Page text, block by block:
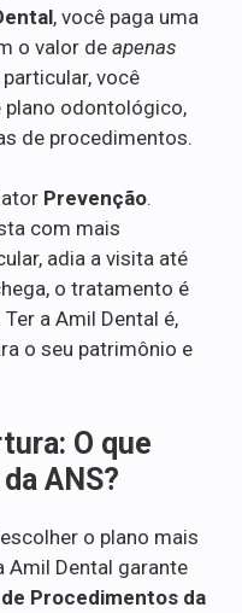
, você paga uma
o valor de apenas
você
plano odontológico,
de procedimentos.
Prevenção.
com mais
adia a visita até
o tratamento é
a Amil Dental é,
o seu patrimônio e
O que
ANS?
o plano mais
Amil Dental garante
de Procedimentos da